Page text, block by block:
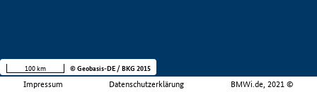
Impressum Datenschutzerklärung BMWi.de, 2021 ©
100 km © Geobasis-DE / BKG 2015